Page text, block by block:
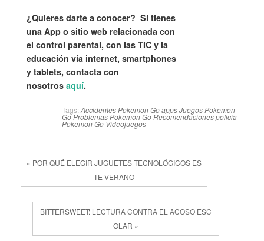
¿Quieres darte a conocer? Si tienes
una App o sitio web relacionada con
el control parental, con las TIC y la
educación vía internet, smartphones
y tablets, contacta con
nosotros aquí.
Tags: Accidentes Pokemon GoappsJuegosPokemon
GoProblemas Pokemon GoRecomendaciones policia
Pokemon Go Videojuegos
« POR QUÉ ELEGIR JUGUETES TECNOLÓGICOS ES
TE VERANO
BITTERSWEET: LECTURA CONTRA EL ACOSO ESC
OLAR »